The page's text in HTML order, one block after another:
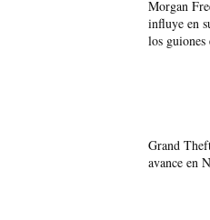
Morgan
influye en
los guiones
Grand
avance en